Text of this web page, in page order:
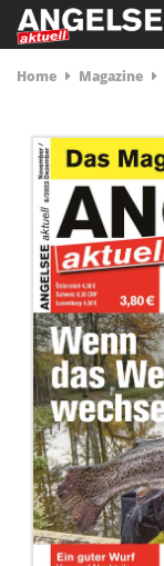
Home Magazine